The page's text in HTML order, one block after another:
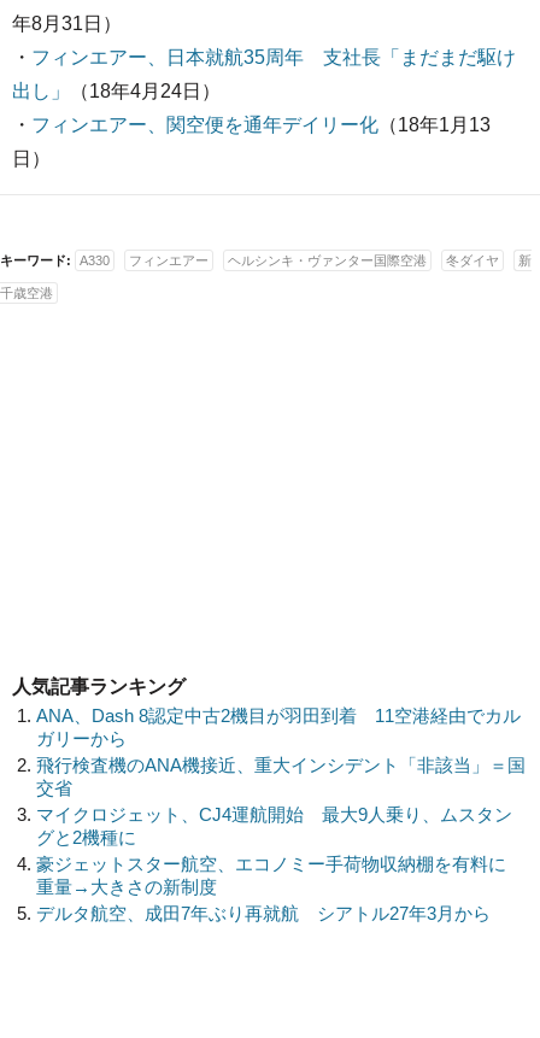
年8月31日）
・ フィンエアー、日本就航35周年 支社長「まだまだ駆け
出し」
（18年4月24日）
・ フィンエアー、関空便を通年デイリー化 （18年1月13
日）
キーワード: A330 フィンエアー ヘルシンキ・ヴァンター国際空港 冬ダイヤ 新
千歳空港
人気記事ランキング
ANA、Dash 8認定中古2機目が羽田到着 11空港経由でカル
ガリーから
飛行検査機のANA機接近、重大インシデント「非該当」＝国
交省
マイクロジェット、CJ4運航開始 最大9人乗り、ムスタン
グと2機種に
豪ジェットスター航空、エコノミー手荷物収納棚を有料に
重量→大きさの新制度
デルタ航空、成田7年ぶり再就航 シアトル27年3月から